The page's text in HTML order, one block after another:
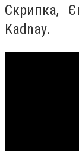
Скрипка,
Kadnay.